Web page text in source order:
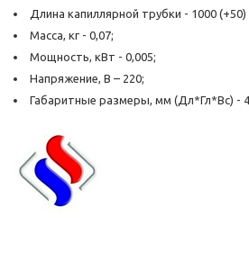
Длина капиллярной трубки - 1000
Масса, кг - 0,07;
Мощность, кВт - 0,005;
Напряжение, В – 220;
Габаритные размеры, мм (Дл*Гл*Вс) -